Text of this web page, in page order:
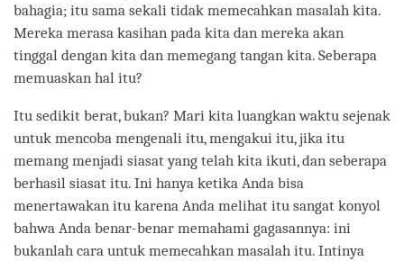
bahagia; itu sama sekali tidak memecahkan masalah kita.
Mereka merasa kasihan pada kita dan mereka akan
tinggal dengan kita dan memegang tangan kita. Seberapa
memuaskan hal itu?
Itu sedikit berat, bukan? Mari kita luangkan waktu sejenak
untuk mencoba mengenali itu, mengakui itu, jika itu
memang menjadi siasat yang telah kita ikuti, dan seberapa
berhasil siasat itu. Ini hanya ketika Anda bisa
menertawakan itu karena Anda melihat itu sangat konyol
bahwa Anda benar-benar memahami gagasannya: ini
bukanlah cara untuk memecahkan masalah itu. Intinya